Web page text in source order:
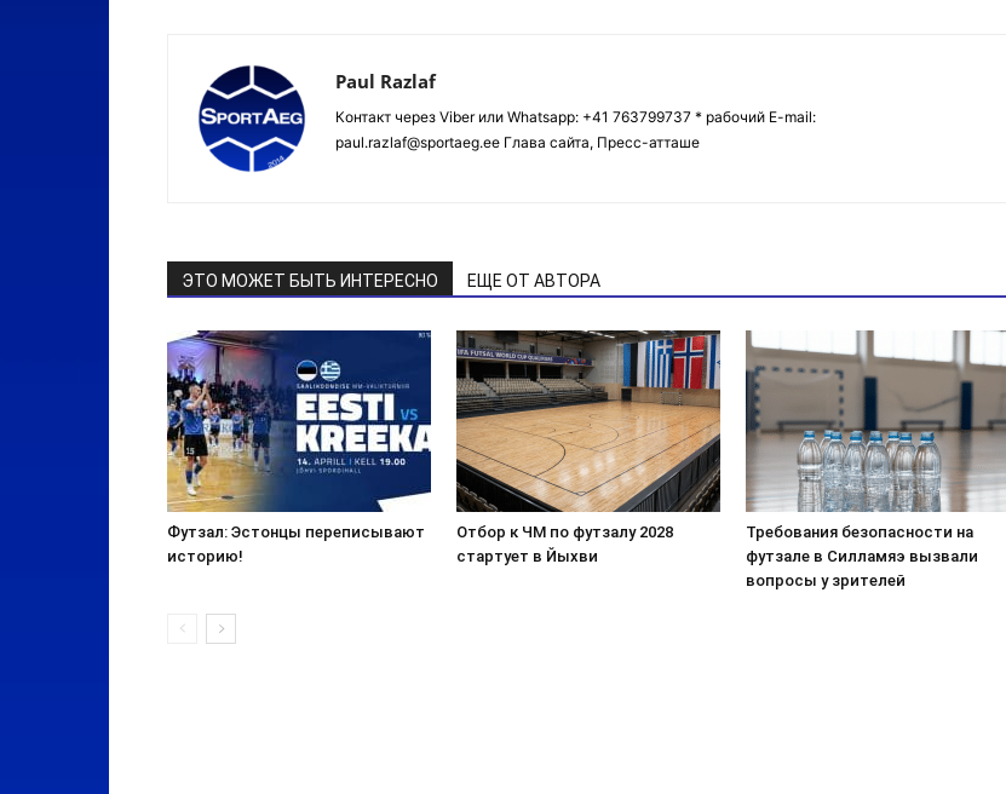
Paul Razlaf
Контакт через Viber или Whatsapp: +41 763799737 * рабочий E-mail:
paul.razlaf@sportaeg.ee Глава сайта, Пресс-атташе
ЭТО МОЖЕТ БЫТЬ ИНТЕРЕСНО ЕЩЕ ОТ АВТОРА
Футзал: Эстонцы переписывают
историю!
Отбор к ЧМ по футзалу 2028
стартует в Йыхви
Требования безопасности на
футзале в Силламяэ вызвали
вопросы у зрителей